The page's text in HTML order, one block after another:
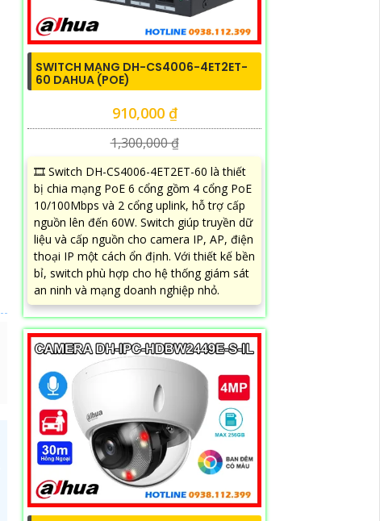
SWITCH MẠNG DH-CS4006-4ET2ET-
60 DAHUA (POE)
910,000 ₫
1,300,000 ₫
🎞 Switch DH-CS4006-4ET2ET-60 là thiết
bị chia mạng PoE 6 cổng gồm 4 cổng PoE
10/100Mbps và 2 cổng uplink, hỗ trợ cấp
nguồn lên đến 60W. Switch giúp truyền dữ
liệu và cấp nguồn cho camera IP, AP, điện
thoại IP một cách ổn định. Với thiết kế bền
bỉ, switch phù hợp cho hệ thống giám sát
an ninh và mạng doanh nghiệp nhỏ.